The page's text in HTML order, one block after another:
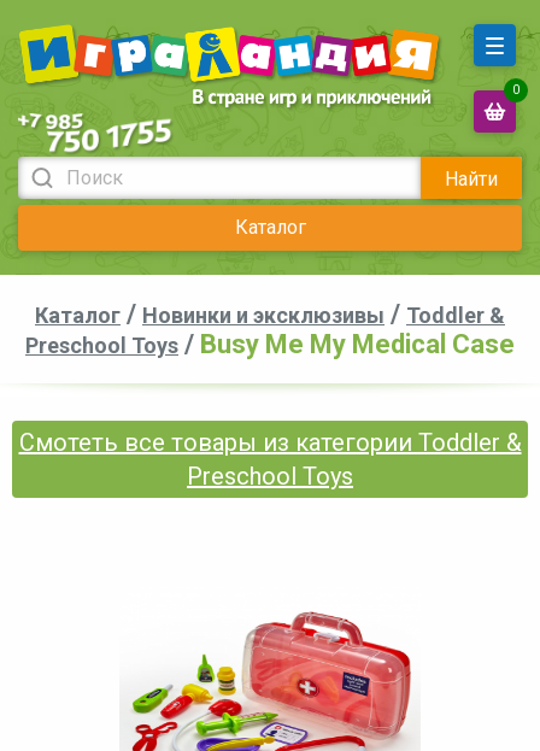
Найти
Каталог
0
Каталог / Новинки и эксклюзивы / Toddler &
Preschool Toys / Busy Me My Medical Case
Смотеть все товары из категории Toddler &
Preschool Toys